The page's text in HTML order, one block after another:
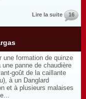
Lire la suite 16
une formation de quinze
panne de chaudière
goût de la caillante
à un Danglard
et à plusieurs malaises